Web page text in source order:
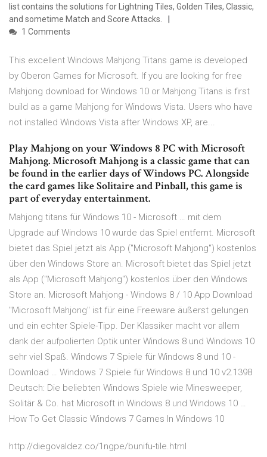
list contains the solutions for Lightning Tiles, Golden Tiles, Classic,
and sometime Match and Score Attacks.
1 Comments
This excellent Windows Mahjong Titans game is developed
by Oberon Games for Microsoft. If you are looking for free
Mahjong download for Windows 10 or Mahjong Titans is first
build as a game Mahjong for Windows Vista. Users who have
not installed Windows Vista after Windows XP, are...
Play Mahjong on your Windows 8 PC with Microsoft
Mahjong. Microsoft Mahjong is a classic game that can
be found in the earlier days of Windows PC. Alongside
the card games like Solitaire and Pinball, this game is
part of everyday entertainment.
Mahjong titans für Windows 10 - Microsoft … mit dem
Upgrade auf Windows 10 wurde das Spiel entfernt. Microsoft
bietet das Spiel jetzt als App ("Microsoft Mahjong") kostenlos
über den Windows Store an. Microsoft bietet das Spiel jetzt
als App ("Microsoft Mahjong") kostenlos über den Windows
Store an. Microsoft Mahjong - Windows 8 / 10 App Download
"Microsoft Mahjong" ist für eine Freeware äußerst gelungen
und ein echter Spiele-Tipp. Der Klassiker macht vor allem
dank der aufpolierten Optik unter Windows 8 und Windows 10
sehr viel Spaß. Windows 7 Spiele für Windows 8 und 10 -
Download … Windows 7 Spiele für Windows 8 und 10 v2.1398
Deutsch: Die beliebten Windows Spiele wie Minesweeper,
Solitär & Co. hat Microsoft in Windows 8 und Windows 10 …
How To Get Classic Windows 7 Games In Windows 10
http://diegovaldez.co/1ngpe/bunifu-tile.html